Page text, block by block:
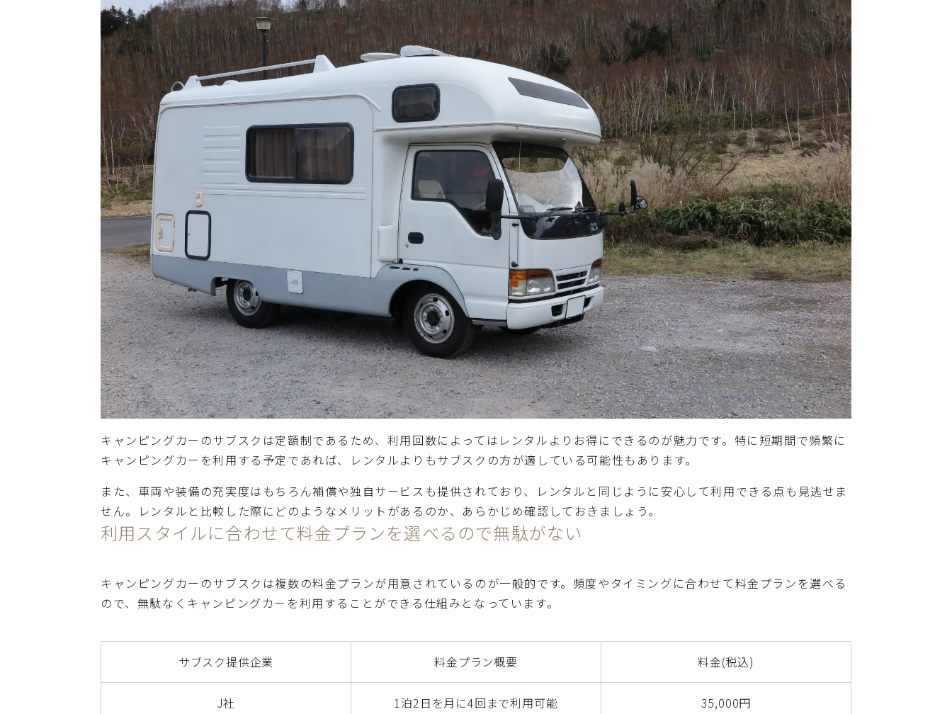
キャンピングカーのサブスクは定額制であるため、利用回数によってはレンタルよりお得にできるのが魅力です。特に短期間で頻繁に
キャンピングカーを利用する予定であれば、レンタルよりもサブスクの方が適している可能性もあります。
また、車両や装備の充実度はもちろん補償や独自サービスも提供されており、レンタルと同じように安心して利用できる点も見逃せま
せん。レンタルと比較した際にどのようなメリットがあるのか、あらかじめ確認しておきましょう。
利用スタイルに合わせて料金プランを選べるので無駄がない
キャンピングカーのサブスクは複数の料金プランが用意されているのが一般的です。頻度やタイミングに合わせて料金プランを選べる
ので、無駄なくキャンピングカーを利用することができる仕組みとなっています。
サブスク提供企業 料金プラン概要 料金(税込)
J社 1泊2日を月に4回まで利用可能 35,000円